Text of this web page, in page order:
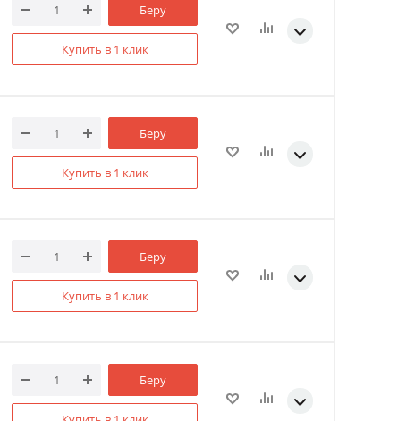
Беру
Купить в 1 клик
Беру
Купить в 1 клик
Беру
Купить в 1 клик
Беру